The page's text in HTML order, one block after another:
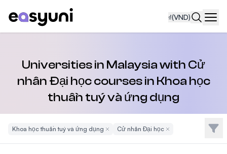
₫(VND)
Universities in Malaysia with Cử
nhân Đại học courses in Khoa học
thuần tuý và ứng dụng
Khoa học thuần tuý và ứng dụng Remove Filter
Cử nhân Đại họcRemove Filter Bộ